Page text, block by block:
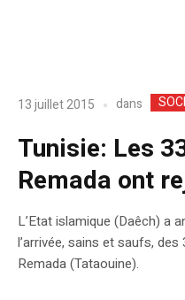
13 juillet 2015 dans
Tunisie: Les
Remada ont
L’Etat islamique (Daêch) a
l’arrivée, sains et saufs,
Remada (Tataouine).